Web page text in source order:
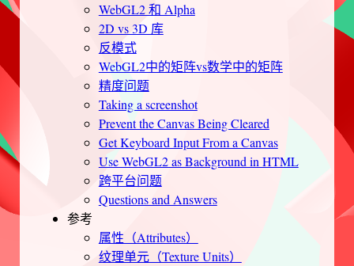
WebGL2 和 Alpha
2D vs 3D 库
反模式
WebGL2中的矩阵vs数学中的矩阵
精度问题
Taking a screenshot
Prevent the Canvas Being Cleared
Get Keyboard Input From a Canvas
Use WebGL2 as Background in HTML
跨平台问题
Questions and Answers
参考
属性（Attributes）
纹理单元（Texture Units）